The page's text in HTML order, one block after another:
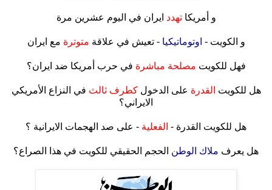
و أمريكاتهدد ايران في اليوم عشرين مرة
و الكويت - اوتوماتيكيا - تعيش في علاقة متوترة مع ايران
فهل للكويت مصلحة مباشرة في حرب أمريكا ضد ايران؟
هل للكويت القدرة على الدخول كطرف ثالث في النزاع الأمريكي
الايراني؟
هل للكويت القدرة - الفعلية - على صد الهجمات الايرانية ؟
هل يعرف ملاك الوطن الحجم الحقيقي للكويت في هذا الصراع؟